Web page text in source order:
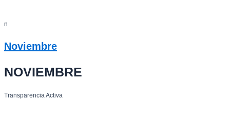
n
Noviembre
NOVIEMBRE
Transparencia Activa